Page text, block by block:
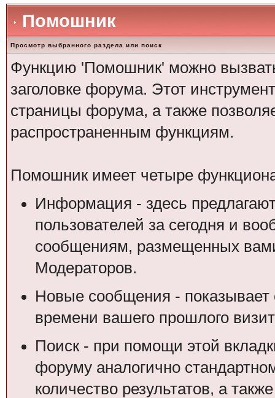
Помошник
Просмотр выбранного раздела или поиск
Функцию 'Помошник' можно
заголовке форума. Этот
страницы форума, а также
распространенным функциям.
Помошник имеет четыре
Информация - здесь
пользователей за сегодня и
сообщениям, размещенных
Модераторов.
Новые сообщения -
времени вашего прошлого
Поиск - при помощи этой
форуму аналогично
количество результатов, а